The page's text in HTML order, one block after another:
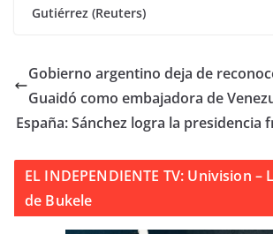
Gutiérrez (Reuters)
Gobierno argentino deja de
Guaidó como embajadora de
España: Sánchez logra la presidencia
EL INDEPENDIENTE TV: Univision –
de Bukele